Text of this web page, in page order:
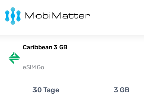
Caribbean 3 GB
eSIMGo
30 Tage 3 GB